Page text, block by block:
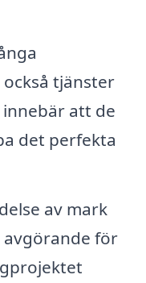
tjänster
att de
det perfekta
av mark
för